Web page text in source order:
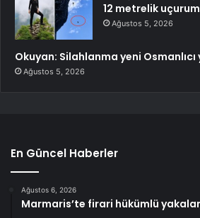
12 metrelik
Ağustos 5, 2026
Okuyan: Silahlanma yeni Osmanlıcı
Ağustos 5, 2026
En Güncel Haberler
Ağustos 6, 2026
Marmaris’te firari hükümlü